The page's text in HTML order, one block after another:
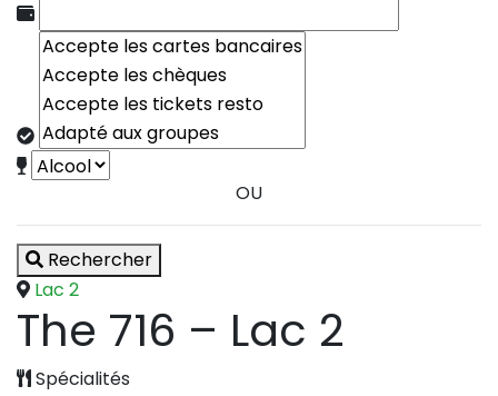
OU
Rechercher
Lac 2
The 716 – Lac 2
Spécialités